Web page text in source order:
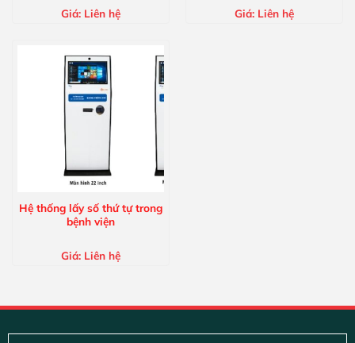
Giá: Liên hệ
Giá: Liên hệ
Hệ thống lấy số thứ tự trong
bệnh viện
Giá: Liên hệ